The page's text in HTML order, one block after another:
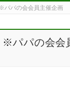
パパの会会員主催企画
※パパの会会